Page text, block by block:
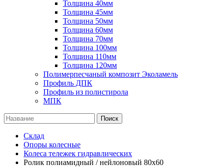
Толщина 40мм
Толщина 45мм
Толщина 50мм
Толщина 60мм
Толщина 70мм
Толщина 100мм
Толщина 110мм
Толщина 120мм
Полимерпесчаный композит Эколамель
Профиль ДПК
Профиль из полистирола
МПК
Поиск
Склад
Опоры колесные
Колеса тележек гидравлических
Ролик полиамидный / нейлоновый 80х60